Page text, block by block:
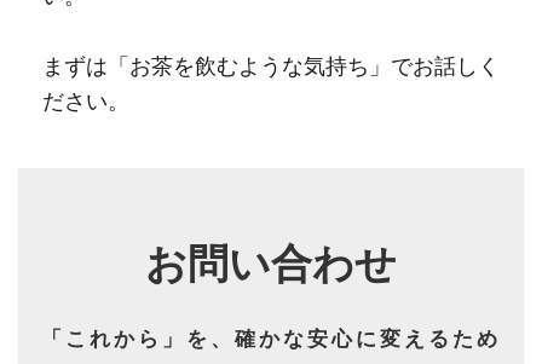
まずは「お茶を飲むような気持ち」でお話しく
ださい。
お問い合わせ
「これから」を、確かな安心に変えるため